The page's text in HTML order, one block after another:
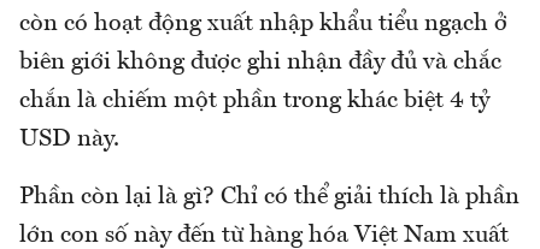
còn có hoạt động xuất nhập khẩu tiểu ngạch ở
biên giới không được ghi nhận đầy đủ và chắc
chắn là chiếm một phần trong khác biệt 4 tỷ
USD này.
Phần còn lại là gì? Chỉ có thể giải thích là phần
lớn con số này đến từ hàng hóa Việt Nam xuất